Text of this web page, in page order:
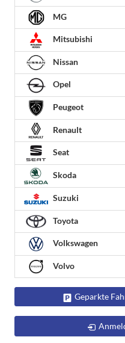
MG
Mitsubishi
Nissan
Opel
Peugeot
Renault
Seat
Skoda
Suzuki
Toyota
Volkswagen
Volvo
Geparkte